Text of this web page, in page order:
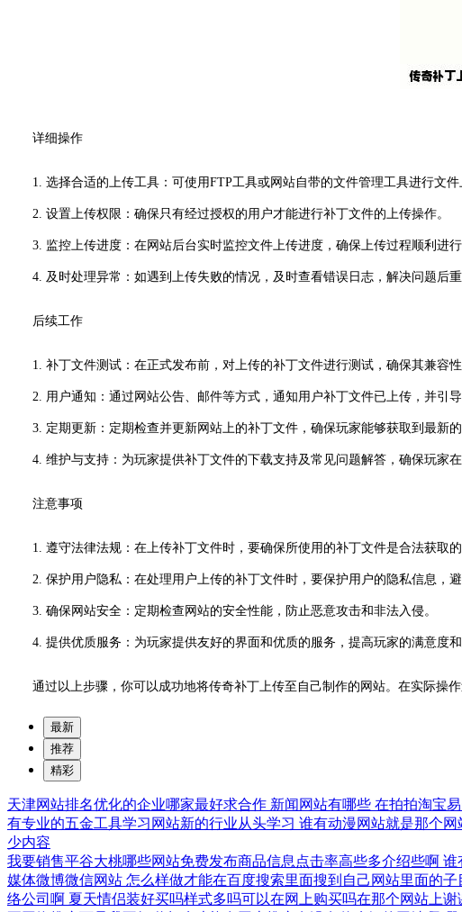
详细操作
1. 选择合适的上传工具：可使用FTP工具或网站自带的文件管理工具进行文件
2. 设置上传权限：确保只有经过授权的用户才能进行补丁文件的上传操作。
3. 监控上传进度：在网站后台实时监控文件上传进度，确保上传过程顺利进行
4. 及时处理异常：如遇到上传失败的情况，及时查看错误日志，解决问题后重
后续工作
1. 补丁文件测试：在正式发布前，对上传的补丁文件进行测试，确保其兼容性
2. 用户通知：通过网站公告、邮件等方式，通知用户补丁文件已上传，并引导
3. 定期更新：定期检查并更新网站上的补丁文件，确保玩家能够获取到最新的
4. 维护与支持：为玩家提供补丁文件的下载支持及常见问题解答，确保玩家在
注意事项
1. 遵守法律法规：在上传补丁文件时，要确保所使用的补丁文件是合法获取
2. 保护用户隐私：在处理用户上传的补丁文件时，要保护用户的隐私信息，避
3. 确保网站安全：定期检查网站的安全性能，防止恶意攻击和非法入侵。
4. 提供优质服务：为玩家提供友好的界面和优质的服务，提高玩家的满意度和
通过以上步骤，你可以成功地将传奇补丁上传至自己制作的网站。在实际操
最新
推荐
精彩
天津网站排名优化的企业哪家最好求合作 新闻网站有哪些 在拍拍淘宝
有专业的五金工具学习网站新的行业从头学习 谁有动漫网站就是那个
少内容
我要销售平谷大桃哪些网站免费发布商品信息点击率高些多介绍些啊 谁
媒体微博微信网站 怎么样做才能在百度搜索里面搜到自己网站里面的子
络公司啊 夏天情侣装好买吗样式多吗可以在网上购买吗在那个网站上谢